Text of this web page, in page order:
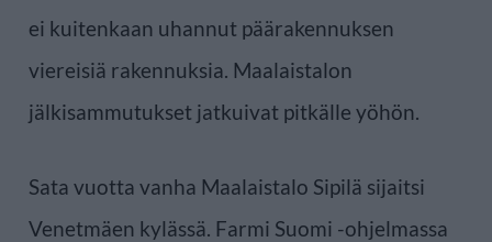
ei kuitenkaan uhannut päärakennuksen
viereisiä rakennuksia. Maalaistalon
jälkisammutukset jatkuivat pitkälle yöhön.
Sata vuotta vanha Maalaistalo Sipilä sijaitsi
Venetmäen kylässä. Farmi Suomi -ohjelmassa